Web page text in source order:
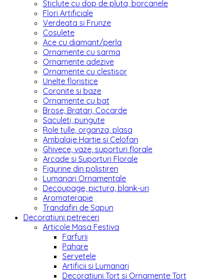
Sticlute cu dop de pluta, borcanele
Flori Artificiale
Verdeata si Frunze
Cosulete
Ace cu diamant/perla
Ornamente cu sarma
Ornamente adezive
Ornamente cu clestisor
Unelte floristice
Coronite si baze
Ornamente cu bat
Brose, Bratari, Cocarde
Saculeti, pungute
Role tulle, organza, plasa
Ambalaje Hartie si Celofan
Ghivece, vaze, suporturi florale
Arcade si Suporturi Florale
Figurine din polistiren
Lumanari Ornamentale
Decoupage, pictura, blank-uri
Aromaterapie
Trandafiri de Sapun
Decoratiuni petreceri
Articole Masa Festiva
Farfurii
Pahare
Servetele
Artificii si Lumanari
Decoratiuni Tort si Ornamente Tort